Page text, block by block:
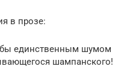
в прозе:
единственным шумом
шампанского!